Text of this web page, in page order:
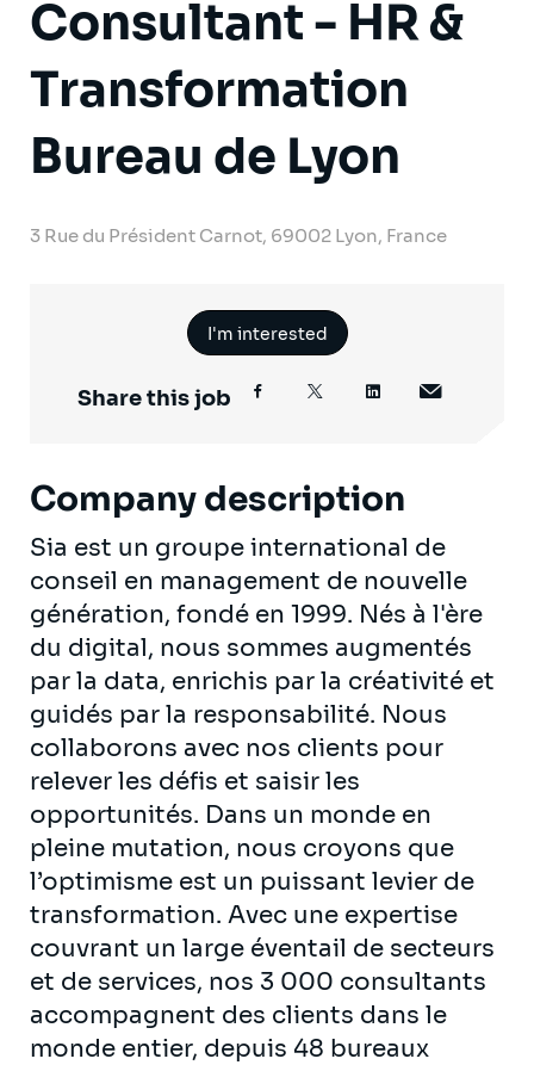
Consultant - HR &
Transformation
Bureau de Lyon
3 Rue du Président Carnot, 69002 Lyon, France
I'm interested
Share this job
Company description
Sia est un groupe international de
conseil en management de nouvelle
génération, fondé en 1999. Nés à l'ère
du digital, nous sommes augmentés
par la data, enrichis par la créativité et
guidés par la responsabilité. Nous
collaborons avec nos clients pour
relever les défis et saisir les
opportunités. Dans un monde en
pleine mutation, nous croyons que
l’optimisme est un puissant levier de
transformation. Avec une expertise
couvrant un large éventail de secteurs
et de services, nos 3 000 consultants
accompagnent des clients dans le
monde entier, depuis 48 bureaux